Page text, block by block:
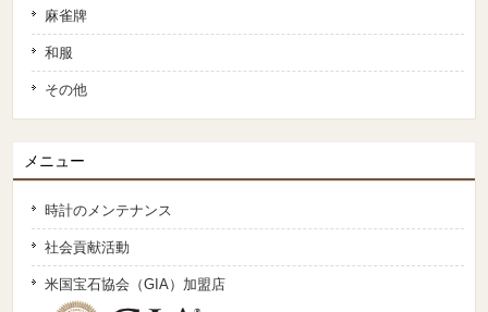
麻雀牌
和服
その他
メニュー
時計のメンテナンス
社会貢献活動
米国宝石協会（GIA）加盟店